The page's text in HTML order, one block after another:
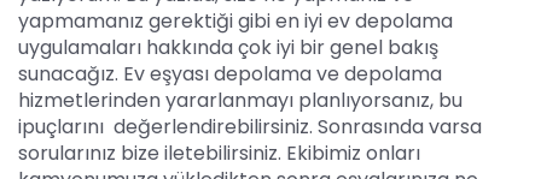
yapmamanız gerektiği gibi en iyi ev depolama
uygulamaları hakkında çok iyi bir genel bakış
sunacağız. Ev eşyası depolama ve depolama
hizmetlerinden yararlanmayı planlıyorsanız, bu
ipuçlarını değerlendirebilirsiniz. Sonrasında varsa
sorularınız bize iletebilirsiniz. Ekibimiz onları